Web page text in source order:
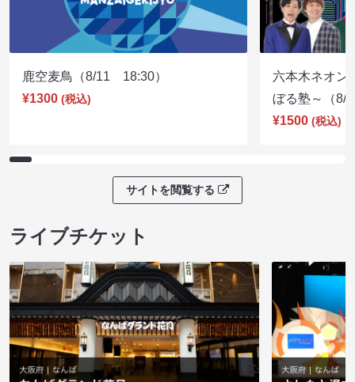
鹿空麦鳥（8/11 18:30）
¥1300 (税込)
六本木ネオン
ぼる塾～（
¥1500 (税込)
サイトを閲覧する
ライブチケット